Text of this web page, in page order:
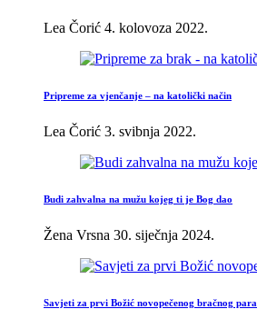
Lea Čorić 4. kolovoza 2022.
Pripreme za vjenčanje – na katolički način
Lea Čorić 3. svibnja 2022.
Budi zahvalna na mužu kojeg ti je Bog dao
Žena Vrsna 30. siječnja 2024.
Savjeti za prvi Božić novopečenog bračnog para